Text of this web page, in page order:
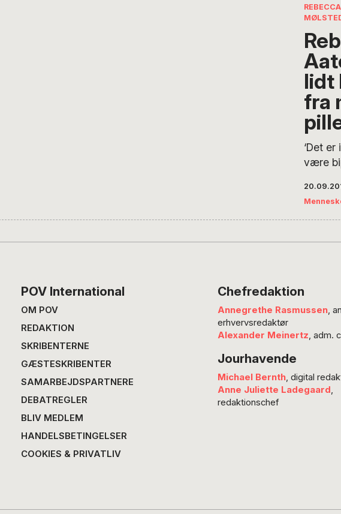
af de
blive
dagligt
at han
kender
lidt
fra
‘Det
være
pisse
hende,
ned ad
man
Og…
POV International
OM POV
REDAKTION
SKRIBENTERNE
GÆSTESKRIBENTER
SAMARBEJDSPARTNERE
DEBATREGLER
BLIV MEDLEM
HANDELSBETINGELSER
COOKIES & PRIVATLIV
Chefredaktion
Annegrethe Rasmussen,
erhvervsredaktør
Alexander Meinertz, adm.
Jourhavende
Michael Bernth, digital
Anne Juliette Ladegaard,
redaktionschef